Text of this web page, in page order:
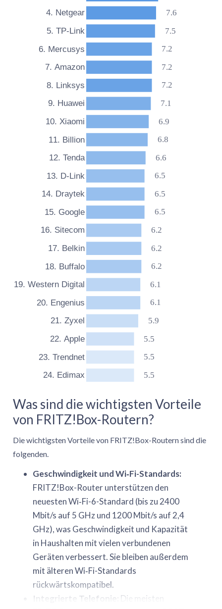
4. Netgear
5. TP-Link
6. Mercusys
7. Amazon
8. Linksys
9. Huawei
10. Xiaomi
11. Billion
12. Tenda
13. D-Link
14. Draytek
15. Google
16. Sitecom
17. Belkin
18. Buffalo
19. Western Digital
20. Engenius
21. Zyxel
22. Apple
23. Trendnet
24. Edimax
7.6
7.5
7.2
7.2
7.2
7.1
6.9
6.8
6.6
6.5
6.5
6.5
6.2
6.2
6.2
6.1
6.1
5.9
5.5
5.5
5.5
Was sind die wichtigsten Vorteile
von FRITZ!Box-Routern?
Die wichtigsten Vorteile von FRITZ!Box-Routern sind die
folgenden.
Geschwindigkeit und Wi‑Fi-Standards:
FRITZ!Box-Router unterstützen den
neuesten Wi‑Fi-6-Standard (bis zu 2400
Mbit/s auf 5 GHz und 1200 Mbit/s auf 2,4
GHz), was Geschwindigkeit und Kapazität
in Haushalten mit vielen verbundenen
Geräten verbessert. Sie bleiben außerdem
mit älteren Wi‑Fi-Standards
rückwärtskompatibel.
Integrierte Telefonie:
Die meisten